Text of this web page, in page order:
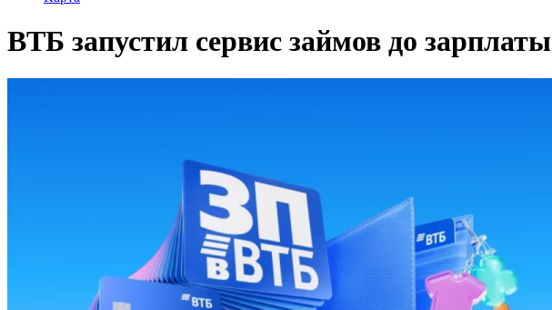
ВТБ запустил сервис займов до зарплаты